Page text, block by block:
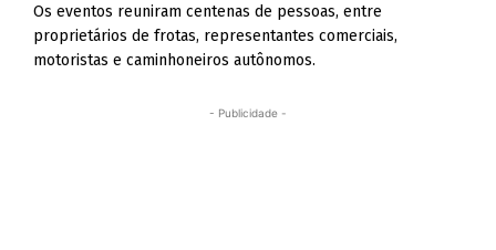
Os eventos reuniram centenas de pessoas, entre
proprietários de frotas, representantes comerciais,
motoristas e caminhoneiros autônomos.
- Publicidade -